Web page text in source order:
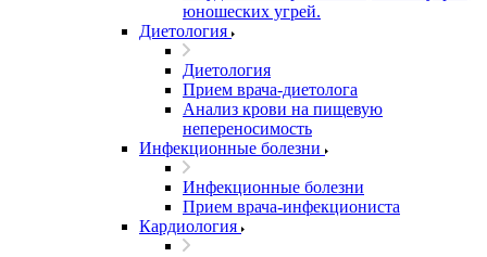
юношеских угрей.
Диетология
Диетология
Прием врача-диетолога
Анализ крови на пищевую
непереносимость
Инфекционные болезни
Инфекционные болезни
Прием врача-инфекциониста
Кардиология